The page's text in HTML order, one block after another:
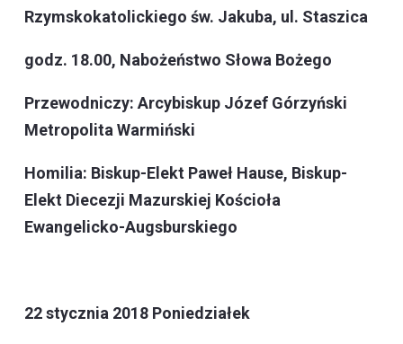
Rzymskokatolickiego św. Jakuba, ul. Staszica
godz. 18.00, Nabożeństwo Słowa Bożego
Przewodniczy: Arcybiskup Józef Górzyński
Metropolita Warmiński
Homilia: Biskup-Elekt Paweł Hause, Biskup-
Elekt Diecezji Mazurskiej Kościoła
Ewangelicko-Augsburskiego
22 stycznia 2018 Poniedziałek